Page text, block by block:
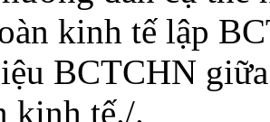
kinh tế lập
BCTCHN
kinh tế./.